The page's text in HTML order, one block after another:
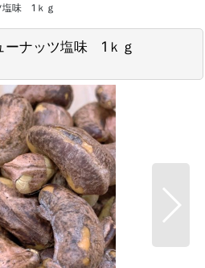
塩味 1ｋｇ
ナッツ塩味 1ｋｇ